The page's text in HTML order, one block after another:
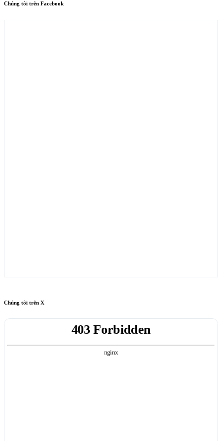
Chúng tôi trên Facebook
Chúng tôi trên X